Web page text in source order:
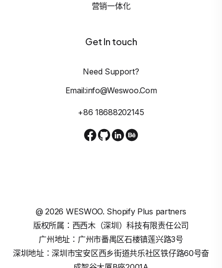
营销一体化
Get In touch
Need Support?
Email:info@weswoo.com
+86 18688202145
@2026 WESWOO. Shopify Plus partners
版权所属：西西木（深圳）科技有限责任公司
广州地址：广州市番禺区石楼镇莲兴路3号
深圳地址：深圳市宝安区西乡街道共乐社区铁仔路60号奋